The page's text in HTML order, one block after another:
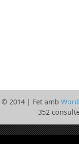
© 2014 | Fet amb
352